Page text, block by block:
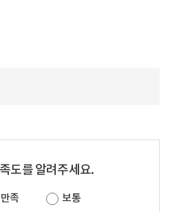
도를 알려주세요.
만족
보통